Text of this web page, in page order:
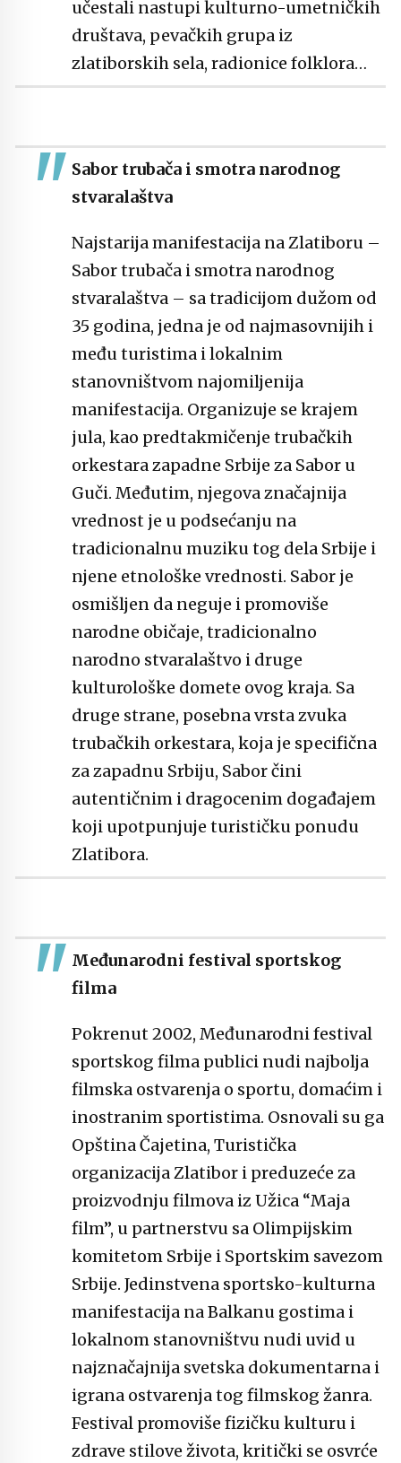
učestali nastupi kulturno-umetničkih
društava, pevačkih grupa iz
zlatiborskih sela, radionice folklora…
Sabor trubača i smotra narodnog
stvaralaštva
Najstarija manifestacija na Zlatiboru –
Sabor trubača i smotra narodnog
stvaralaštva – sa tradicijom dužom od
35 godina, jedna je od najmasovnijih i
među turistima i lokalnim
stanovništvom najomiljenija
manifestacija. Organizuje se krajem
jula, kao predtakmičenje trubačkih
orkestara zapadne Srbije za Sabor u
Guči. Međutim, njegova značajnija
vrednost je u podsećanju na
tradicionalnu muziku tog dela Srbije i
njene etnološke vrednosti. Sabor je
osmišljen da neguje i promoviše
narodne običaje, tradicionalno
narodno stvaralaštvo i druge
kulturološke domete ovog kraja. Sa
druge strane, posebna vrsta zvuka
trubačkih orkestara, koja je specifična
za zapadnu Srbiju, Sabor čini
autentičnim i dragocenim događajem
koji upotpunjuje turističku ponudu
Zlatibora.
Međunarodni festival sportskog
filma
Pokrenut 2002, Međunarodni festival
sportskog filma publici nudi najbolja
filmska ostvarenja o sportu, domaćim i
inostranim sportistima. Osnovali su ga
Opština Čajetina, Turistička
organizacija Zlatibor i preduzeće za
proizvodnju filmova iz Užica “Maja
film”, u partnerstvu sa Olimpijskim
komitetom Srbije i Sportskim savezom
Srbije. Jedinstvena sportsko-kulturna
manifestacija na Balkanu gostima i
lokalnom stanovništvu nudi uvid u
najznačajnija svetska dokumentarna i
igrana ostvarenja tog filmskog žanra.
Festival promoviše fizičku kulturu i
zdrave stilove života, kritički se osvrće